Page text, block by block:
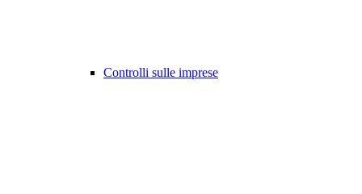
Controlli sulle imprese